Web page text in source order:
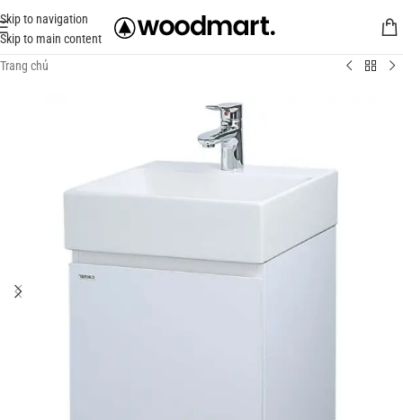
Skip to navigation
Skip to main content
Trang chủ